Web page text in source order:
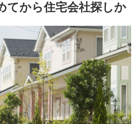
てから住宅会社探しか